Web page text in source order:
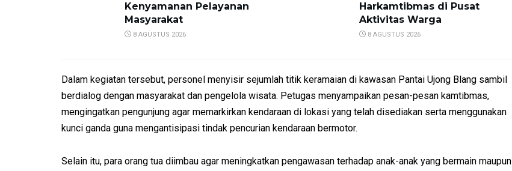
Kenyamanan Pelayanan
Masyarakat
8 AGUSTUS 2026
Harkamtibmas di Pusat
Aktivitas Warga
8 AGUSTUS 2026
Dalam kegiatan tersebut, personel menyisir sejumlah titik keramaian di kawasan Pantai Ujong Blang sambil
berdialog dengan masyarakat dan pengelola wisata. Petugas menyampaikan pesan-pesan kamtibmas,
mengingatkan pengunjung agar memarkirkan kendaraan di lokasi yang telah disediakan serta menggunakan
kunci ganda guna mengantisipasi tindak pencurian kendaraan bermotor.
Selain itu, para orang tua diimbau agar meningkatkan pengawasan terhadap anak-anak yang bermain maupun